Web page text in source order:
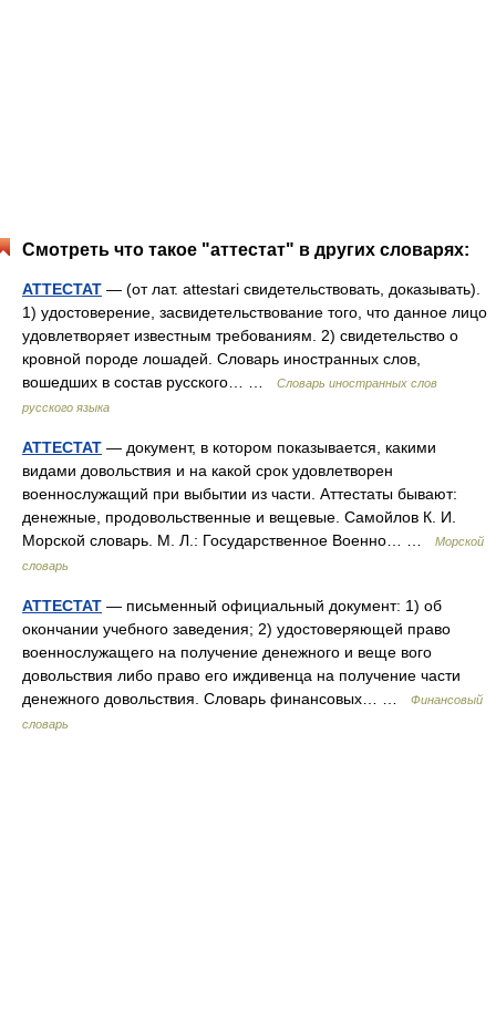
Смотреть что такое "аттестат" в других словарях:
АТТЕСТАТ — (от лат. attestari свидетельствовать, доказывать).
1) удостоверение, засвидетельствование того, что данное лицо
удовлетворяет известным требованиям. 2) свидетельство о
кровной породе лошадей. Словарь иностранных слов,
вошедших в состав русского… …
Словарь иностранных слов
русского языка
АТТЕСТАТ — документ, в котором показывается, какими
видами довольствия и на какой срок удовлетворен
военнослужащий при выбытии из части. Аттестаты бывают:
денежные, продовольственные и вещевые. Самойлов К. И.
Морской словарь. М. Л.: Государственное Военно… …
Морской
словарь
АТТЕСТАТ — письменный официальный документ: 1) об
окончании учебного заведения; 2) удостоверяющей право
военнослужащего на получение денежного и веще вого
довольствия либо право его иждивенца на получение части
денежного довольствия. Словарь финансовых… …
Финансовый
словарь